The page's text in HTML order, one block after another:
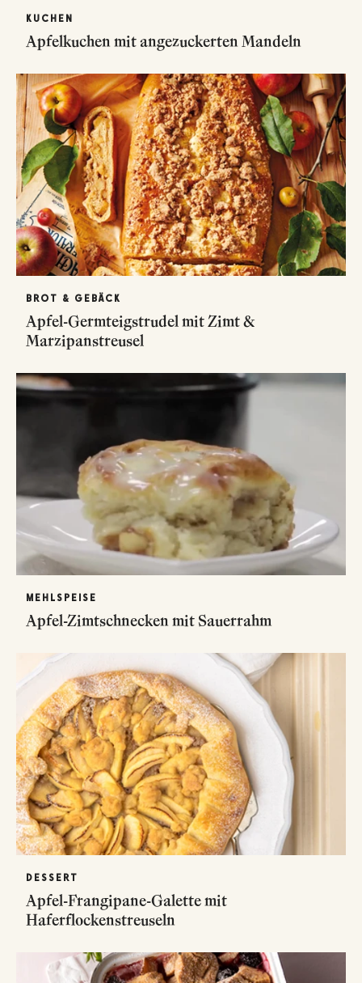
KUCHEN
Apfelkuchen mit angezuckerten Mandeln
BROT & GEBÄCK
Apfel-Germteigstrudel mit Zimt &
Marzipanstreusel
MEHLSPEISE
Apfel-Zimtschnecken mit Sauerrahm
DESSERT
Apfel-Frangipane-Galette mit
Haferflockenstreuseln